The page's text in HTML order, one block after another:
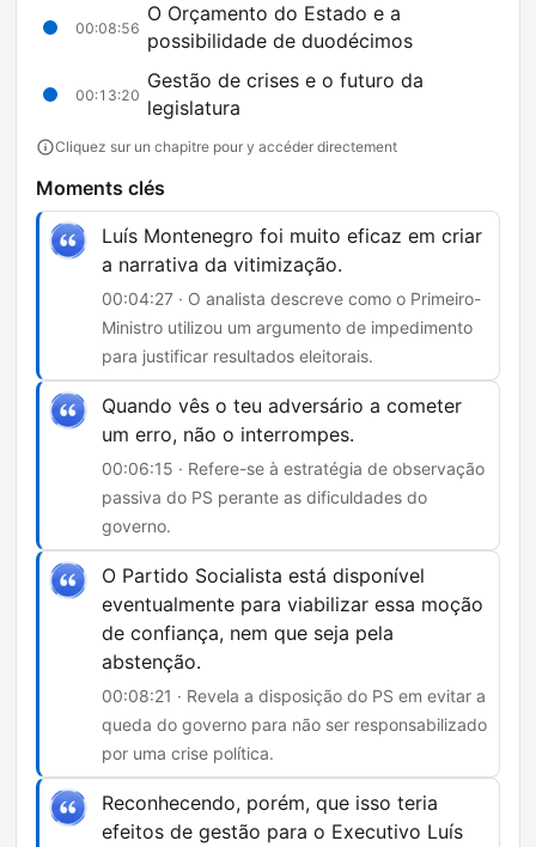
00:08:56
O Orçamento do Estado e a
possibilidade de duodécimos
00:13:20
Gestão de crises e o futuro da
legislatura
Cliquez sur un chapitre pour y accéder directement
Moments clés
Luís Montenegro foi muito eficaz em criar
a narrativa da vitimização.
00:04:27 · O analista descreve como o Primeiro-
Ministro utilizou um argumento de impedimento
para justificar resultados eleitorais.
Quando vês o teu adversário a cometer
um erro, não o interrompes.
00:06:15 · Refere-se à estratégia de observação
passiva do PS perante as dificuldades do
governo.
O Partido Socialista está disponível
eventualmente para viabilizar essa moção
de confiança, nem que seja pela
abstenção.
00:08:21 · Revela a disposição do PS em evitar a
queda do governo para não ser responsabilizado
por uma crise política.
Reconhecendo, porém, que isso teria
efeitos de gestão para o Executivo Luís